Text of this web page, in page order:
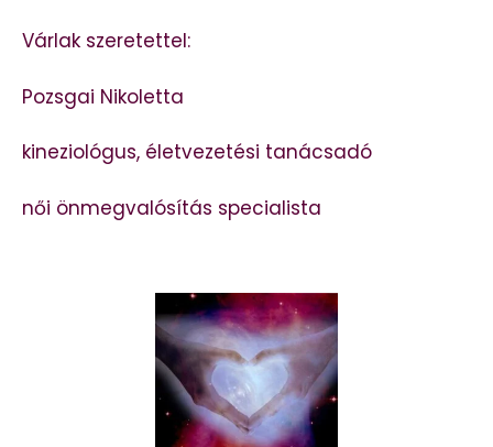
Várlak szeretettel:
Pozsgai Nikoletta
kineziológus, életvezetési tanácsadó
női önmegvalósítás specialista